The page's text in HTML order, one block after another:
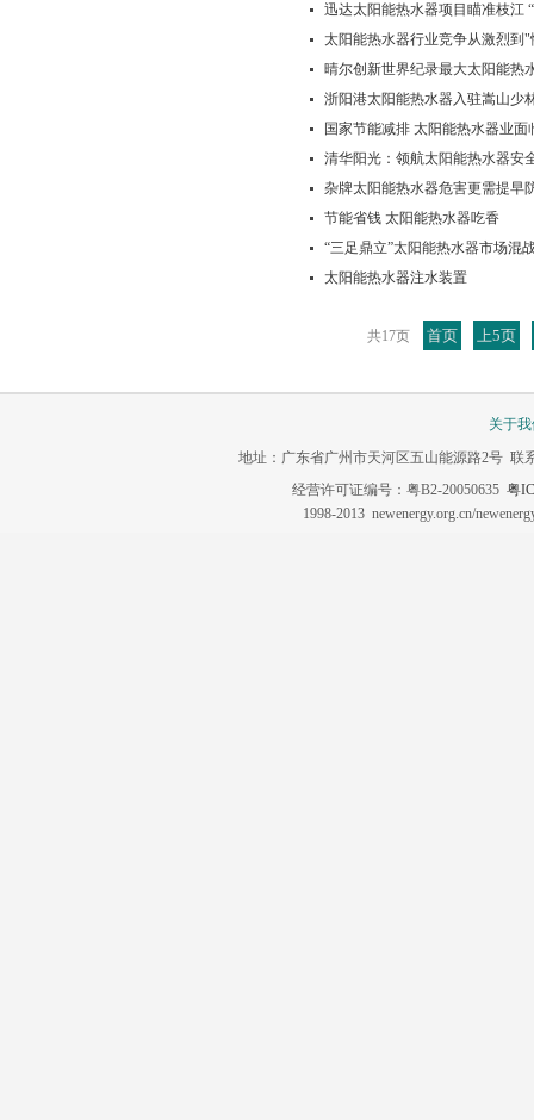
迅达太阳能热水器项目瞄准枝江
太阳能热水器行业竞争从激烈到
晴尔创新世界纪录最大太阳能热
浙阳港太阳能热水器入驻嵩山少
国家节能减排 太阳能热水器业面
清华阳光：领航太阳能热水器安
杂牌太阳能热水器危害更需提早
节能省钱 太阳能热水器吃香
“三足鼎立”太阳能热水器市场混
太阳能热水器注水装置
共17页 首页 上5页
关于
地址：广东省广州市天河区五山能源路2号 联
经营许可证编号：粤B2-20050635 粤
1998-2013 newenergy.org.cn/